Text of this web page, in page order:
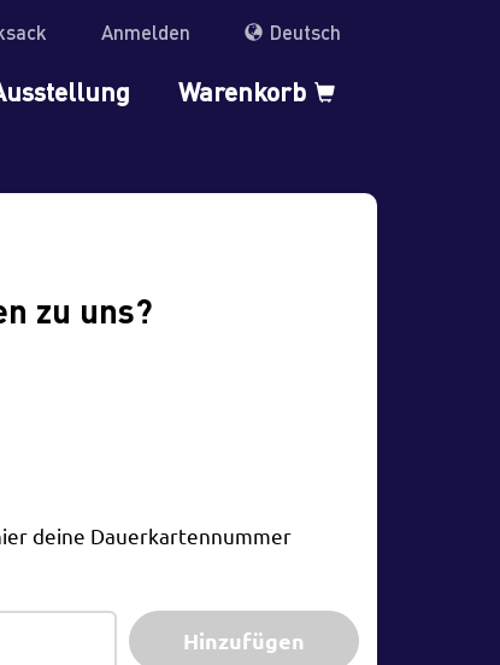
Anmelden Deutsch
Warenkorb
zu uns?
deine Dauerkartennummer
Hinzufügen